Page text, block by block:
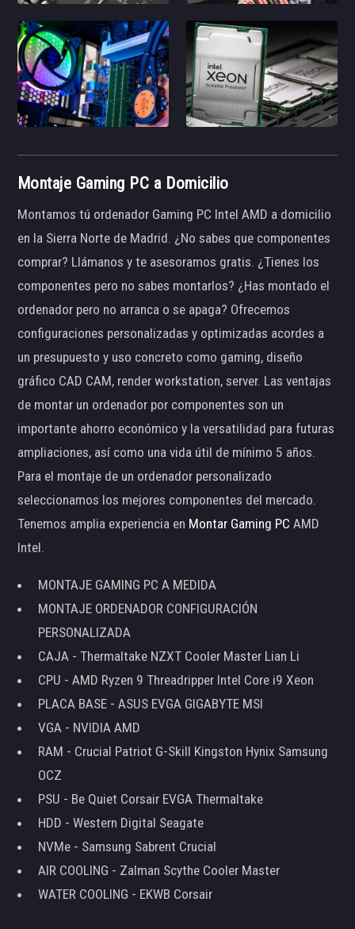
Montaje Gaming PC a Domicilio
Montamos tú ordenador Gaming PC Intel AMD a domicilio
en la Sierra Norte de Madrid. ¿No sabes que componentes
comprar? Llámanos y te asesoramos gratis. ¿Tienes los
componentes pero no sabes montarlos? ¿Has montado el
ordenador pero no arranca o se apaga? Ofrecemos
configuraciones personalizadas y optimizadas acordes a
un presupuesto y uso concreto como gaming, diseño
gráfico CAD CAM, render workstation, server. Las ventajas
de montar un ordenador por componentes son un
importante ahorro económico y la versatilidad para futuras
ampliaciones, así como una vida útil de mínimo 5 años.
Para el montaje de un ordenador personalizado
seleccionamos los mejores componentes del mercado.
Tenemos amplia experiencia en Montar Gaming PC AMD
Intel.
MONTAJE GAMING PC A MEDIDA
MONTAJE ORDENADOR CONFIGURACIÓN
PERSONALIZADA
CAJA - Thermaltake NZXT Cooler Master Lian Li
CPU - AMD Ryzen 9 Threadripper Intel Core i9 Xeon
PLACA BASE - ASUS EVGA GIGABYTE MSI
VGA - NVIDIA AMD
RAM - Crucial Patriot G-Skill Kingston Hynix Samsung
OCZ
PSU - Be Quiet Corsair EVGA Thermaltake
HDD - Western Digital Seagate
NVMe - Samsung Sabrent Crucial
AIR COOLING - Zalman Scythe Cooler Master
WATER COOLING - EKWB Corsair